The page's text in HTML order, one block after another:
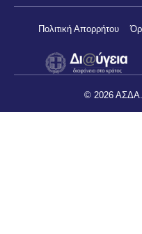
Πολιτική Απορρήτου
© 2026